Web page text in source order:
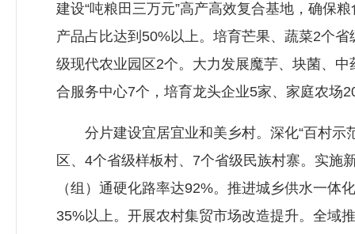
建设“吨粮田三万元”高产高效复合基地，确保
产品占比达到50%以上。培育芒果、蔬菜2个
级现代农业园区2个。大力发展魔芋、块菌、
合服务中心7个，培育龙头企业5家、家庭农场
分片建设宜居宜业和美乡村。深化“百村示
区、4个省级样板村、7个省级民族村寨。实施
（组）通硬化路率达92%。推进城乡供水一
35%以上。开展农村集贸市场改造提升。全域